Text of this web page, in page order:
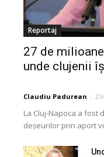
Reportaj
27 de
unde clujenii
Claudiu Padurean -
La Cluj-Napoca a fost
deșeurilor prin aport